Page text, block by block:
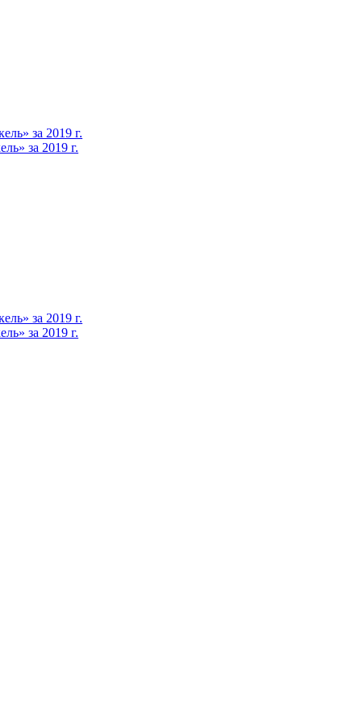
за 2019 г.
за 2019 г.
за 2019 г.
за 2019 г.